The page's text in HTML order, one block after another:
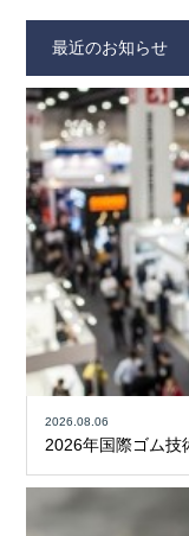
最近のお知らせ
2026.08.06
2026年国際ゴム技